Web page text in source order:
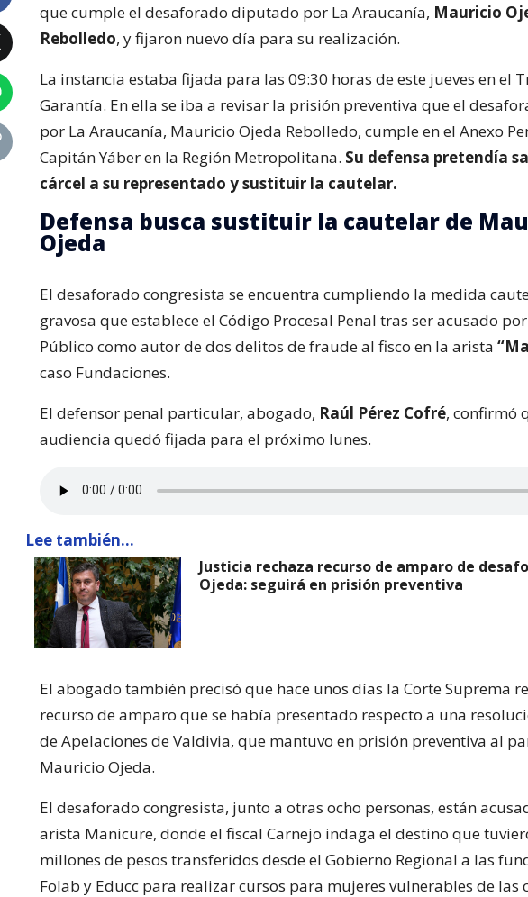
que cumple el desaforado diputado por La Araucanía, Mauricio
Rebolledo, y fijaron nuevo día para su realización.
La instancia estaba fijada para las 09:30 horas de este jueves en el
Garantía. En ella se iba a revisar la prisión preventiva que el
por La Araucanía, Mauricio Ojeda Rebolledo, cumple en el Anexo
Capitán Yáber en la Región Metropolitana. Su defensa pretendía
cárcel a su representado y sustituir la cautelar.
Defensa busca sustituir la cautelar de
Ojeda
El desaforado congresista se encuentra cumpliendo la medida
gravosa que establece el Código Procesal Penal tras ser acusado
Público como autor de dos delitos de fraude al fisco en la arista
caso Fundaciones.
El defensor penal particular, abogado, Raúl Pérez Cofré, confirmó
audiencia quedó fijada para el próximo lunes.
Lee también...
Justicia rechaza recurso de amparo de
Ojeda: seguirá en prisión preventiva
El abogado también precisó que hace unos días la Corte Suprema
recurso de amparo que se había presentado respecto a una
de Apelaciones de Valdivia, que mantuvo en prisión preventiva al
Mauricio Ojeda.
El desaforado congresista, junto a otras ocho personas, están
arista Manicure, donde el fiscal Carnejo indaga el destino que
millones de pesos transferidos desde el Gobierno Regional a las
Folab y Educc para realizar cursos para mujeres vulnerables de las